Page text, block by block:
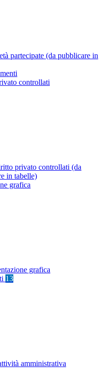
partecipate (da pubblicare in
controllati
privato controllati (da
in tabelle)
grafica
grafica
13
amministrativa